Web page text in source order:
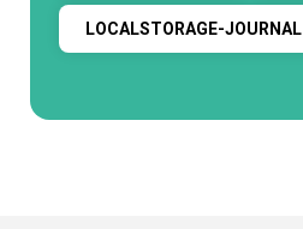
LOCALSTORAGE-JOURNAL